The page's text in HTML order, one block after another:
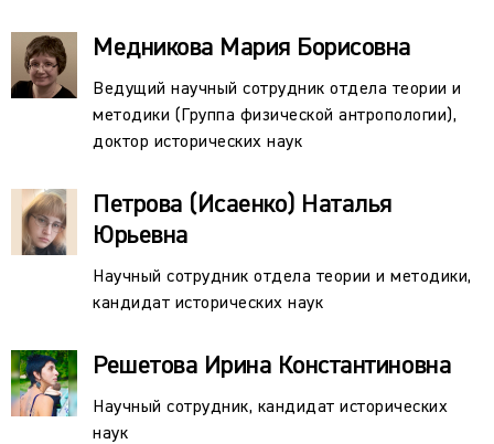
Медникова Мария Борисовна
Ведущий научный сотрудник отдела теории и
методики (Группа физической антропологии),
доктор исторических наук
Петрова (Исаенко) Наталья
Юрьевна
Научный сотрудник отдела теории и методики,
кандидат исторических наук
Решетова Ирина Константиновна
Научный сотрудник, кандидат исторических
наук